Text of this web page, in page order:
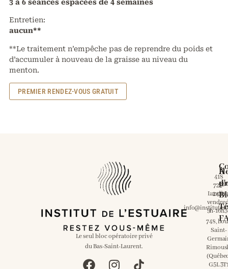
3 à 6 séances espacées de 4 semaines
Entretien:
aucun**
**Le traitement n’empêche pas de reprendre du poids et
d’accumuler à nouveau de la graisse au niveau du
menton.
PREMIER RENDEZ-VOUS GRATUIT
Le seul bloc opératoire privé
du Bas-Saint-Laurent.
À
418
723-
2429
748,
Saint-
G5L
Lundi
9h-